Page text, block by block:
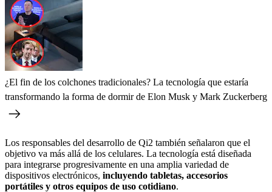
¿El fin de los colchones tradicionales? La tecnología que estaría
transformando la forma de dormir de Elon Musk y Mark Zuckerberg
Los responsables del desarrollo de Qi2 también señalaron que el
objetivo va más allá de los celulares. La tecnología está diseñada
para integrarse progresivamente en una amplia variedad de
dispositivos electrónicos, incluyendo tabletas, accesorios
portátiles y otros equipos de uso cotidiano.